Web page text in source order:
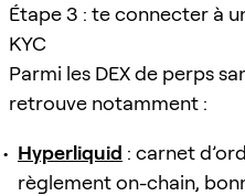
Étape 3 : te connecter à
KYC
Parmi les DEX de perps
retrouve notamment :
Hyperliquid : carnet
règlement on-chain,